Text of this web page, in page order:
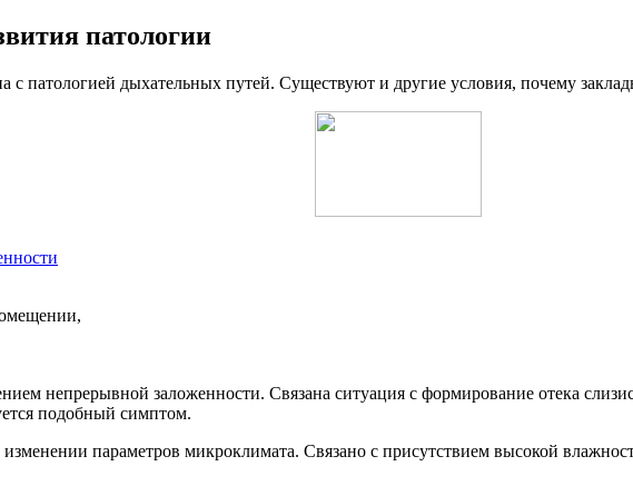
патологии
с патологией дыхательных путей. Существуют и другие условия, почему
непрерывной заложенности. Связана ситуация с формирование отека
подобный симптом.
параметров микроклимата. Связано с присутствием высокой